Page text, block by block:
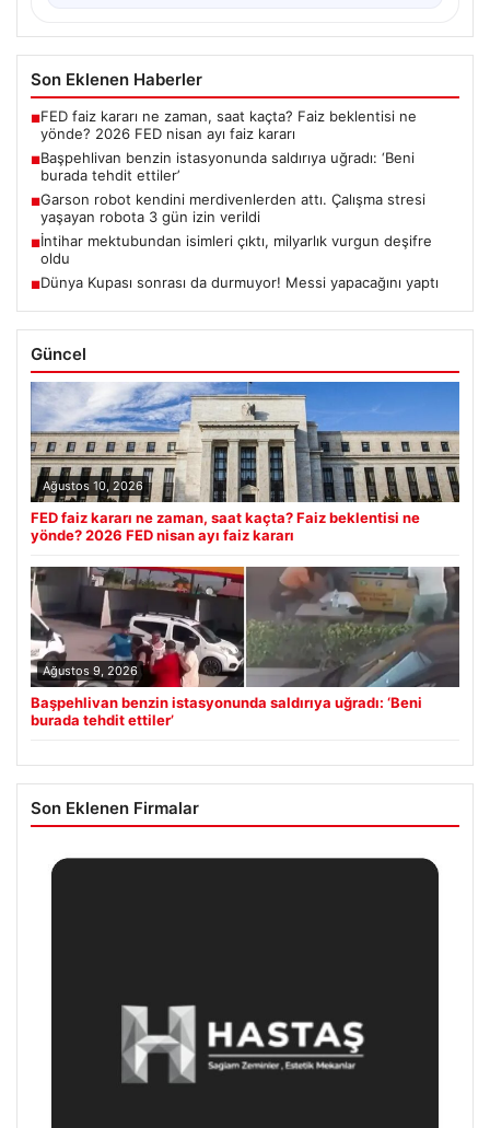
Son Eklenen Haberler
■FED faiz kararı ne zaman, saat kaçta? Faiz beklentisi ne
yönde? 2026 FED nisan ayı faiz kararı
■Başpehlivan benzin istasyonunda saldırıya uğradı: ‘Beni
burada tehdit ettiler’
■Garson robot kendini merdivenlerden attı. Çalışma stresi
yaşayan robota 3 gün izin verildi
■İntihar mektubundan isimleri çıktı, milyarlık vurgun deşifre
oldu
■Dünya Kupası sonrası da durmuyor! Messi yapacağını yaptı
Güncel
Ağustos 10, 2026
FED faiz kararı ne zaman, saat kaçta? Faiz beklentisi ne
yönde? 2026 FED nisan ayı faiz kararı
Ağustos 9, 2026
Başpehlivan benzin istasyonunda saldırıya uğradı: ‘Beni
burada tehdit ettiler’
Son Eklenen Firmalar